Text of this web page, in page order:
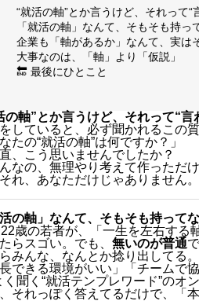
“就活の軸”とか言うけど、それって“
「就活の軸」なんて、そもそも持っ
企業も「軸があるか」なんて、実は
大事なのは、「軸」より「仮説」
🔚 最後にひとこと
の軸”とか言うけど、それって“言
していると、必ず聞かれるこの質
なたの“就活の軸”は何ですか？」
、こう思いませんでしたか？
んなの、無理やり考えて作っただ
れ、あなただけじゃありません
活の軸」なんて、そもそも持って
歳の若者が、「一生を左右する
らスゴい。でも、 無いのが普通
みんな、なんとか捻り出してる。
長できる環境がいい」「チームで
聞く“就活テンプレワード”のオン
それっぽく答えてるだけで、「